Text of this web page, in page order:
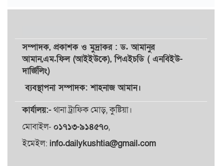
সম্পাদক, প্রকাশকওমুদ্রাকর: ড. আমানুর
আমান,এম.ফিল (আইইউকে), পিএইচডি ( এনবিইউ-
দার্জিলিং)
ব্যবস্থাপনা সম্পাদক: শাহনাজ আমান।
কার্যালয়:-থানা ট্রাফিক মোড়, কুষ্টিয়া।
মোবাইল- ০১৭১৩-৯১৪৫৭০,
ইমেইল: info.dailykushtia@gmail.com